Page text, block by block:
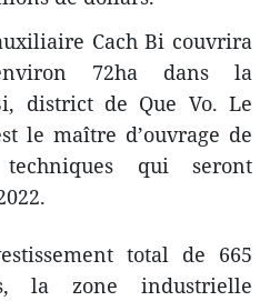
Cach Bi couvrira
72ha dans la
district de Que Vo. Le
le maître d’ouvrage de
qui seront
total de 665
la zone industrielle